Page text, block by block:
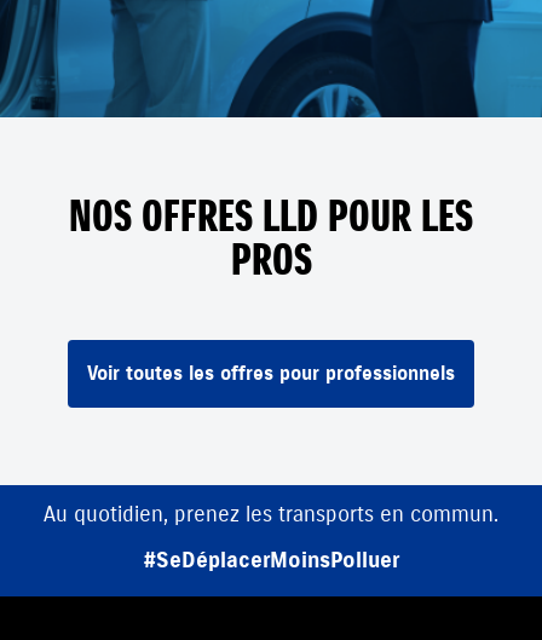
NOS OFFRES LLD POUR LES
PROS
Voir toutes les offres pour professionnels
Au quotidien, prenez les transports en commun.
#SeDéplacerMoinsPolluer